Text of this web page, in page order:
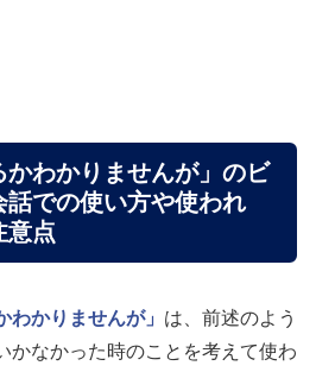
かわかりませんが」のビ
話での使い方や使われ
意点
わかりませんが」 は、前述のよう
かなかった時のことを考えて使わ